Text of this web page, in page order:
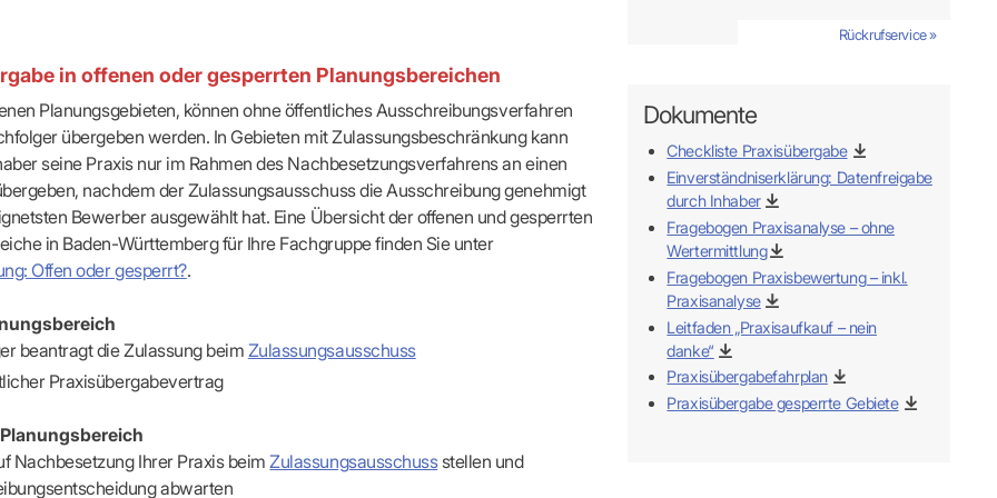
Praxissitze
Offen oder gesperrt?
Informationsangebot
PRAXIS
& Businessplan
& Schweigepflicht
Kooperationsärzte
Bereitschaftsdienst-Vertreter-Börse
NEUE VERSORGUNGSMODELLE
Videosprechstunde
ASV
Hybrid-DRG
DMP
Prä-/Poststationäre Versorgung
Bekanntmachungen
FÜR IHRE PATIENTEN
Gesundheitstage
KOSA – Beratungsstelle zur Selbsthilfe
Patienteninformationen
Kompetenzzentrum Hygiene
Freie Allianz der Länder-KVen
KV SIS BW SICHERSTELLUNGS-
GMBH
Feedbackmanagement
AUSSCHREIBUNGEN
Laufende Ausschreibungen
in offenen oder gesperrten Planungsbereichen
Planungsgebieten, können ohne öffentliches Ausschreibungsverfahren
übergeben werden. In Gebieten mit Zulassungsbeschränkung kann
seine Praxis nur im Rahmen des Nachbesetzungsverfahrens an einen
nachdem der Zulassungsausschuss die Ausschreibung genehmigt
Bewerber ausgewählt hat. Eine Übersicht der offenen und gesperrten
in Baden-Württemberg für Ihre Fachgruppe finden Sie unter
Offen oder gesperrt?.
beantragt die Zulassung beimZulassungsausschuss
Praxisübergabevertrag
Nachbesetzung Ihrer Praxis beimZulassungsausschussstellen und
abwarten
Rückrufservice »
Dokumente
Checkliste Praxisübergabe
Einverständniserklärung: Datenfreigabe
durch Inhaber
Fragebogen Praxisanalyse – ohne
Wertermittlung
Fragebogen Praxisbewertung – inkl.
Praxisanalyse
Leitfaden „Praxisaufkauf – nein
danke“
Praxisübergabefahrplan
Praxisübergabe gesperrte Gebiete